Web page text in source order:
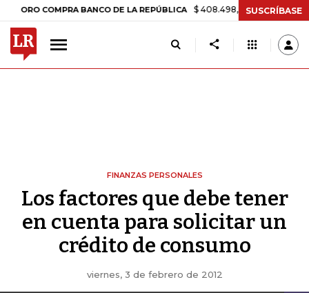
COMPRA BANCO DE LA REPÚBLICA $ 408.498,97 +$ 8.753,81 +2,19%
SUSCRÍBASE
FINANZAS PERSONALES
Los factores que debe tener
en cuenta para solicitar un
crédito de consumo
viernes, 3 de febrero de 2012